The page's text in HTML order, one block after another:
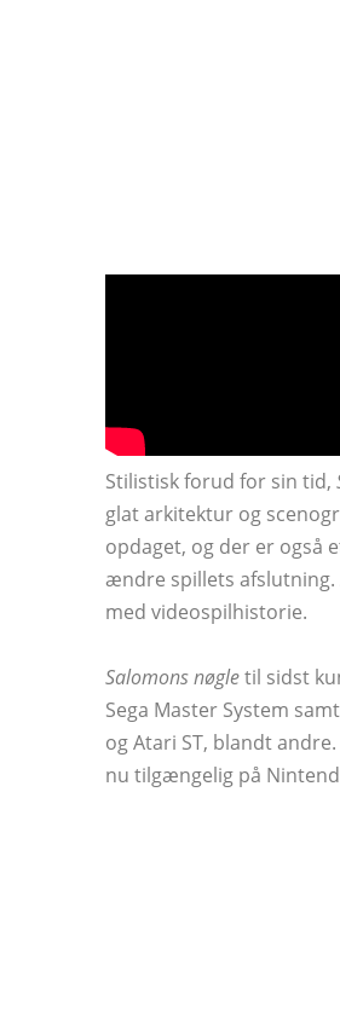
Stilistisk forud for sin tid,
glat arkitektur og
opdaget, og der er også
ændre spillets afslutning.
med videospilhistorie.
Salomons nøgletil sidst
Sega Master System
og Atari ST, blandt
nu tilgængelig på